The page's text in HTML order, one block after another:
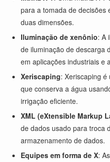
para a tomada de decisões
duas dimensões.
Iluminação de xenônio: A
de iluminação de descarga
em aplicações industriais e
Xeriscaping: Xeriscaping
que conserva a água
irrigação eficiente.
XML (eXtensible Markup
de dados usado para troca
armazenamento de dados.
Equipes em forma de X: